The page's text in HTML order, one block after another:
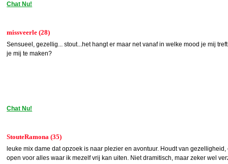
Chat Nu!
missveerle (28)
Sensueel, gezellig... stout...het hangt er maar net vanaf in welke mood je mij
je mij te maken?
Chat Nu!
StouteRamona (35)
leuke mix dame dat opzoek is naar plezier en avontuur. Houdt van
open voor alles waar ik mezelf vrij kan uiten. Niet dramitisch, maar zeker wel